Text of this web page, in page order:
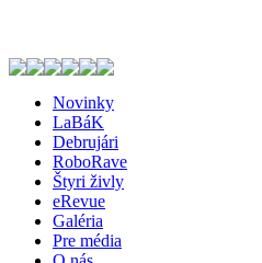
Novinky
LaBáK
Debrujári
RoboRave
Štyri živly
eRevue
Galéria
Pre média